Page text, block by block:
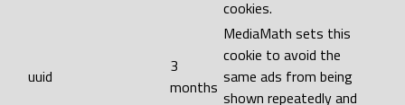
cookies.
uuid
3
months
MediaMath sets this
cookie to avoid the
same ads from being
shown repeatedly and